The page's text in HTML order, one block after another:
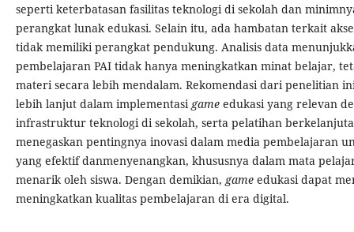
seperti keterbatasan fasilitas teknologi di sekolah dan
perangkat lunak edukasi. Selain itu, ada hambatan terkait
tidak memiliki perangkat pendukung. Analisis data
pembelajaran PAI tidak hanya meningkatkan minat belajar,
materi secara lebih mendalam. Rekomendasi dari penelitian
lebih lanjut dalam implementasigame edukasi yang relevan
infrastruktur teknologi di sekolah, serta pelatihan
menegaskan pentingnya inovasi dalam media pembelajaran
yang efektif danmenyenangkan, khususnya dalam mata
menarik oleh siswa. Dengan demikian, game edukasi dapat
meningkatkan kualitas pembelajaran di era digital.